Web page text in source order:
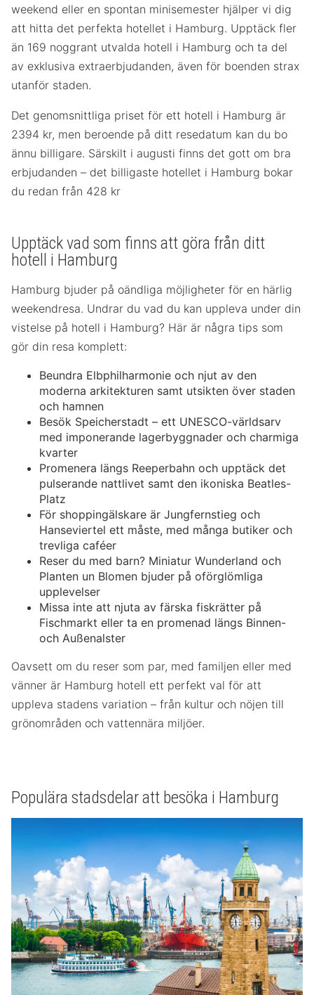
weekend eller en spontan minisemester hjälper vi dig
att hitta det perfekta hotellet i Hamburg. Upptäck fler
än 169 noggrant utvalda hotell i Hamburg och ta del
av exklusiva extraerbjudanden, även för boenden strax
utanför staden.
Det genomsnittliga priset för ett hotell i Hamburg är
2394 kr, men beroende på ditt resedatum kan du bo
ännu billigare. Särskilt i augusti finns det gott om bra
erbjudanden – det billigaste hotellet i Hamburg bokar
du redan från 428 kr
Upptäck vad som finns att göra från ditt
hotell i Hamburg
Hamburg bjuder på oändliga möjligheter för en härlig
weekendresa. Undrar du vad du kan uppleva under din
vistelse på hotell i Hamburg? Här är några tips som
gör din resa komplett:
Beundra Elbphilharmonie och njut av den
moderna arkitekturen samt utsikten över staden
och hamnen
Besök Speicherstadt – ett UNESCO-världsarv
med imponerande lagerbyggnader och charmiga
kvarter
Promenera längs Reeperbahn och upptäck det
pulserande nattlivet samt den ikoniska Beatles-
Platz
För shoppingälskare är Jungfernstieg och
Hanseviertel ett måste, med många butiker och
trevliga caféer
Reser du med barn? Miniatur Wunderland och
Planten un Blomen bjuder på oförglömliga
upplevelser
Missa inte att njuta av färska fiskrätter på
Fischmarkt eller ta en promenad längs Binnen-
och Außenalster
Oavsett om du reser som par, med familjen eller med
vänner är Hamburg hotell ett perfekt val för att
uppleva stadens variation – från kultur och nöjen till
grönområden och vattennära miljöer.
Populära stadsdelar att besöka i Hamburg